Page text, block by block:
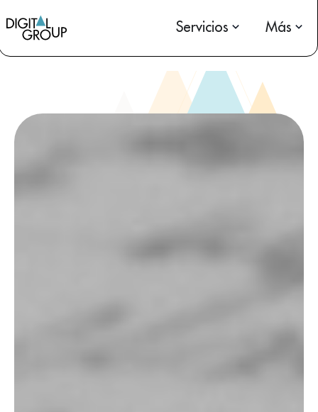
Servicios Más